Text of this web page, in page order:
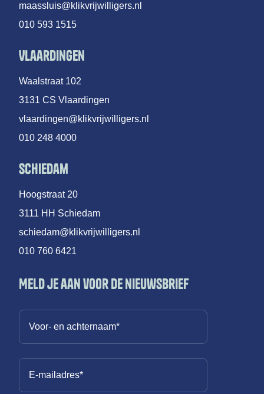
maassluis@klikvrijwilligers.nl
010 593 1515
Vlaardingen
Waalstraat 102
3131 CS Vlaardingen
vlaardingen@klikvrijwilligers.nl
010 248 4000
Schiedam
Hoogstraat 20
3111 HH Schiedam
schiedam@klikvrijwilligers.nl
010 760 6421
Meld je aan voor de nieuwsbrief